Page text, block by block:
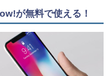
が無料で使える！